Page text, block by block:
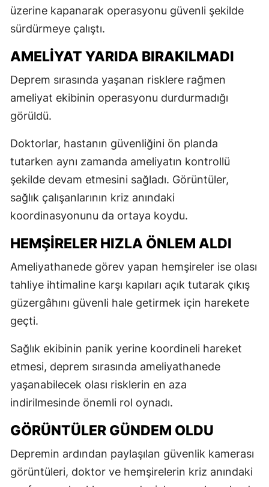
üzerine kapanarak operasyonu güvenli şekilde
sürdürmeye çalıştı.
AMELİYAT YARIDA BIRAKILMADI
Deprem sırasında yaşanan risklere rağmen
ameliyat ekibinin operasyonu durdurmadığı
görüldü.
Doktorlar, hastanın güvenliğini ön planda
tutarken aynı zamanda ameliyatın kontrollü
şekilde devam etmesini sağladı. Görüntüler,
sağlık çalışanlarının kriz anındaki
koordinasyonunu da ortaya koydu.
HEMŞİRELER HIZLA ÖNLEM ALDI
Ameliyathanede görev yapan hemşireler ise olası
tahliye ihtimaline karşı kapıları açık tutarak çıkış
güzergâhını güvenli hale getirmek için harekete
geçti.
Sağlık ekibinin panik yerine koordineli hareket
etmesi, deprem sırasında ameliyathanede
yaşanabilecek olası risklerin en aza
indirilmesinde önemli rol oynadı.
GÖRÜNTÜLER GÜNDEM OLDU
Depremin ardından paylaşılan güvenlik kamerası
görüntüleri, doktor ve hemşirelerin kriz anındaki